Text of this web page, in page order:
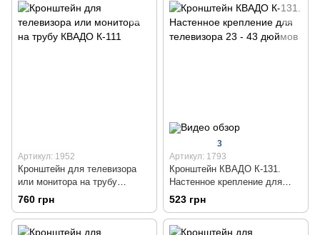
Артикул: 1952
Кронштейн для телевизора
или монитора на трубу
КВАДО К-111
760 грн
3
Артикул: 1793
Кронштейн КВАДО К-131.
Настенное крепление для
телевизора 23 - 43 дюймов
523 грн